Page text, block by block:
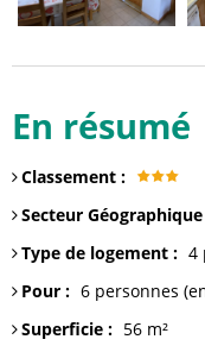
En résumé
Classement :
Secteur Géographique
Type de logement : 4
Pour : 6 personnes
Superficie : 56 m²